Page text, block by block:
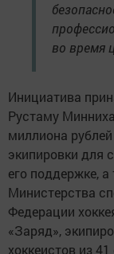
во время
Инициатива
Рустаму
миллиона
экипировки для
его поддержке,
Министерства
Федерации
«Заряд»,
хоккеистов из